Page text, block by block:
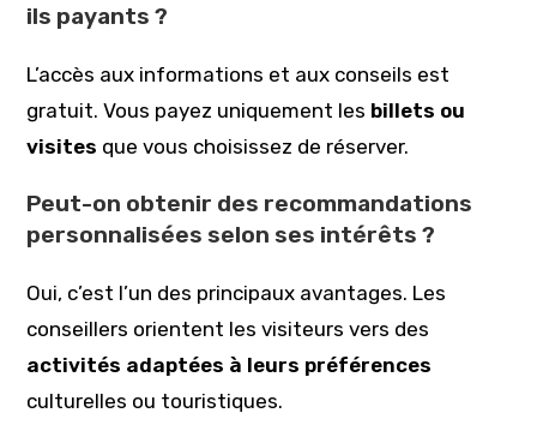
ils payants ?
L’accès aux informations et aux conseils est
gratuit. Vous payez uniquement les billets ou
visites que vous choisissez de réserver.
Peut-on obtenir des recommandations
personnalisées selon ses intérêts ?
Oui, c’est l’un des principaux avantages. Les
conseillers orientent les visiteurs vers des
activités adaptées à leurs préférences
culturelles ou touristiques.